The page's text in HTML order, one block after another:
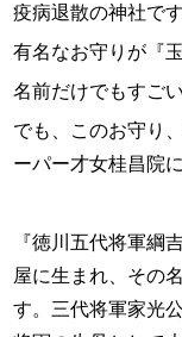
疫病退散の神社です
有名なお守りが『
名前だけでもすご
でも、このお守り
ーパー才女桂昌院
『徳川五代将軍綱
屋に生まれ、その
す。三代将軍家光